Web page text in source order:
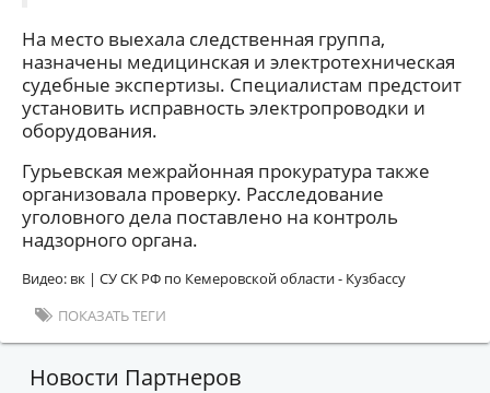
На место выехала следственная группа,
назначены медицинская и электротехническая
судебные экспертизы. Специалистам предстоит
установить исправность электропроводки и
оборудования.
Гурьевская межрайонная прокуратура также
организовала проверку. Расследование
уголовного дела поставлено на контроль
надзорного органа.
Видео: вк | СУ СК РФ по Кемеровской области - Кузбассу
ПОКАЗАТЬ ТЕГИ
Новости Партнеров